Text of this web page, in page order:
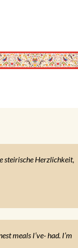
steirische Herzlichkeit,
meals I’ve- had. I’m